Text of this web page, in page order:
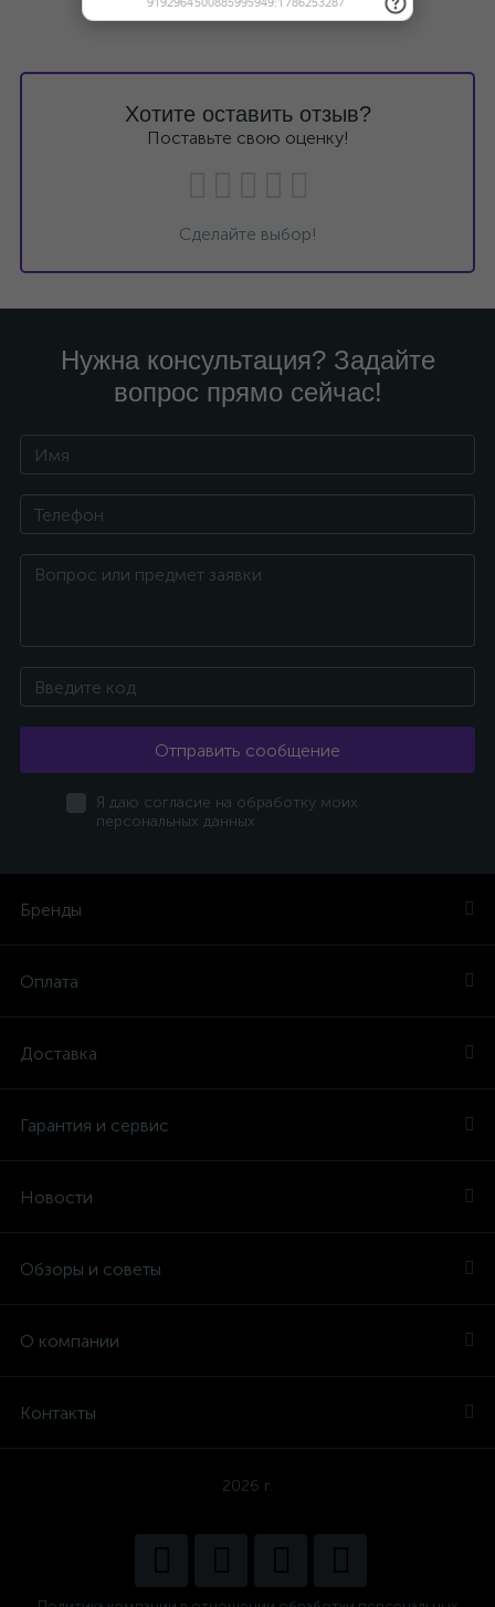
Хотите оставить отзыв?
Поставьте свою оценку!
Сделайте выбор!
Нужна консультация? Задайте
вопрос прямо сейчас!
Отправить сообщение
Я даю согласие на обработку моих
персональных данных
Бренды
Оплата
Доставка
Гарантия и сервис
Новости
Обзоры и советы
О компании
Контакты
2026 г.